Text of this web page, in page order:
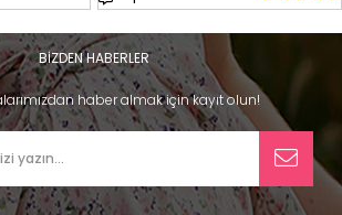
BİZDEN HABERLER
haber almak için kayıt olun!